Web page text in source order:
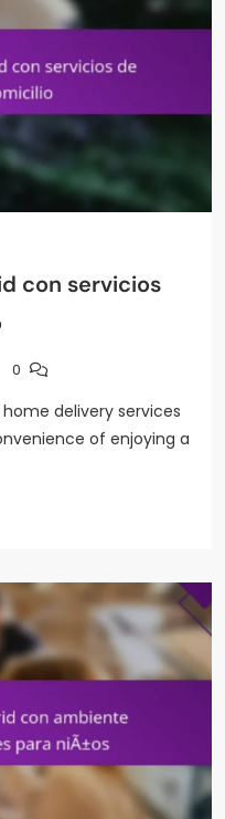
con servicios
0
delivery services
of enjoying a